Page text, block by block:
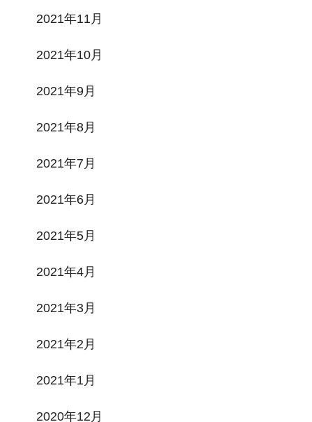
2021年11月
2021年10月
2021年9月
2021年8月
2021年7月
2021年6月
2021年5月
2021年4月
2021年3月
2021年2月
2021年1月
2020年12月